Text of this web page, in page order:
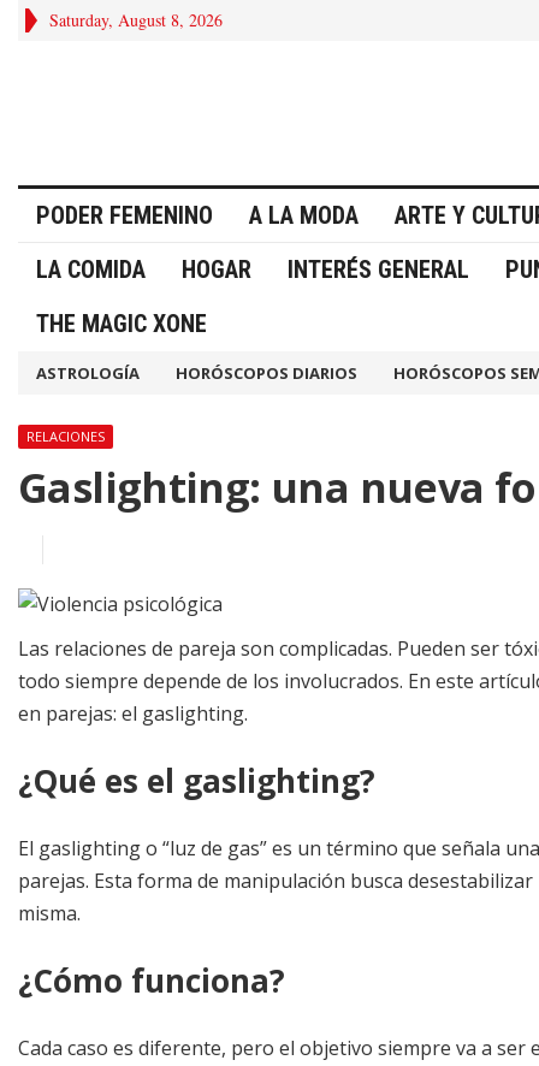
Saturday, August 8, 2026
PODER FEMENINO A LA MODA
ARTE Y
LA COMIDA
HOGAR INTERÉS GENERAL
THE MAGIC XONE
ASTROLOGÍA HORÓSCOPOS DIARIOS HORÓSCOPOS
RELACIONES
Gaslighting: una nueva
Las relaciones de pareja son complicadas. Pueden ser
todo siempre depende de los involucrados. En este
en parejas: el gaslighting.
¿Qué es el gaslighting?
El gaslighting o “luz de gas” es un término que señala
parejas. Esta forma de manipulación busca
misma.
¿Cómo funciona?
Cada caso es diferente, pero el objetivo siempre va a